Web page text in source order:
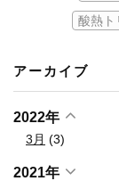
酸熱ト
アーカイブ
2022年
3月 (3)
2021年